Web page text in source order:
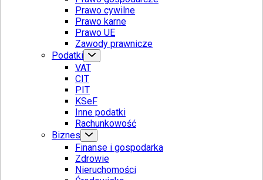
Prawo cywilne
Prawo karne
Prawo UE
Zawody prawnicze
Podatki
VAT
CIT
PIT
KSeF
Inne podatki
Rachunkowość
Biznes
Finanse i gospodarka
Zdrowie
Nieruchomości